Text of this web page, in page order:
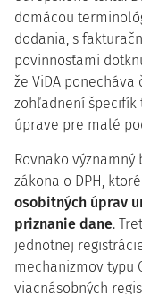
domácou
dodania, s
povinnosťami
že ViDA
zohľadnení špecifík
úprave pre malé
Rovnako
zákona o DPH,
osobitných úprav
priznanie dane.
jednotnej
mechanizmov typu
viacnásobných